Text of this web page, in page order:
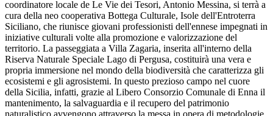
coordinatore locale de Le Vie dei Tesori, Antonio Messina, si terrà a
cura della neo cooperativa Bottega Culturale, Isole dell'Entroterra
Siciliano, che riunisce giovani professionisti dell'ennese impegnati in
iniziative culturali volte alla promozione e valorizzazione del
territorio. La passeggiata a Villa Zagaria, inserita all'interno della
Riserva Naturale Speciale Lago di Pergusa, costituirà una vera e
propria immersione nel mondo della biodiversità che caratterizza gli
ecosistemi e gli agrosistemi. In questo prezioso campo nel cuore
della Sicilia, infatti, grazie al Libero Consorzio Comunale di Enna il
mantenimento, la salvaguardia e il recupero del patrimonio